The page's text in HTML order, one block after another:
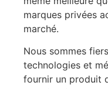
marques privées
marché.
Nous sommes
technologies et
fournir un produit